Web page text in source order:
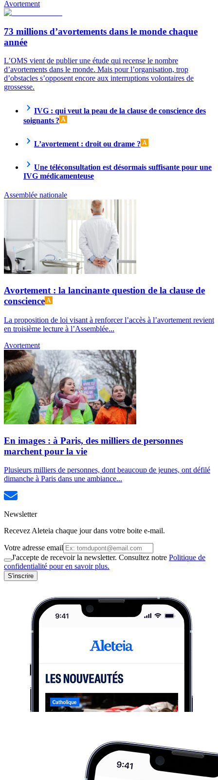
Avortement
73 millions d’avortements dans le monde chaque
année
L’OMS vient de publier une étude qui recense le nombre
d’avortements dans le monde. Mais pour l’organisation, trop
d’obstacles s’opposent encore aux interruptions volontaires de
grossesse.
IVG : qui veut la peau de la clause de conscience des
soignants ?
L’avortement : droit ou drame ?
Une téléconsultation est désormais suffisante pour une
IVG médicamenteuse
Assemblée nationale
Avortement : la lancinante question de la clause de
conscience
La proposition de loi visant à renforcer l’accès à l’avortement revient
en troisième lecture à l’Assemblée...
Avortement
En images : à Paris, des milliers de personnes
marchent pour la vie
Plusieurs milliers de personnes, dont beaucoup de jeunes, ont défilé
dimanche à Paris dans une ambiance...
Newsletter
Recevez Aleteia chaque jour dans votre boite e-mail.
Votre adresse email
J'accepte de recevoir la newsletter. Consultez notre Politique de
confidentialité pour en savoir plus.
S'inscrire